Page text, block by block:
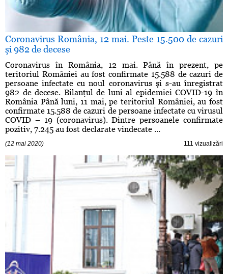
Coronavirus România, 12 mai. Peste 15.500 de cazuri
şi 982 de decese
Coronavirus în România, 12 mai. Până în prezent, pe
teritoriul României au fost confirmate 15.588 de cazuri de
persoane infectate cu noul coronavirus şi s-au înregistrat
982 de decese. Bilanţul de luni al epidemiei COVID-19 în
România Până luni, 11 mai, pe teritoriul României, au fost
confirmate 15.588 de cazuri de persoane infectate cu virusul
COVID – 19 (coronavirus). Dintre persoanele confirmate
pozitiv, 7.245 au fost declarate vindecate ...
(12 mai 2020) 111 vizualizări